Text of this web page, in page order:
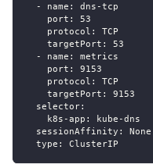
-
name : dns -tcp
port :
53
protocol :
TCP
targetPort :
53
-
name :
metrics
port :
9153
protocol :
TCP
targetPort :
9153
selector:
k8s-app : kube -dns
sessionAffinity :
None
type : ClusterIP